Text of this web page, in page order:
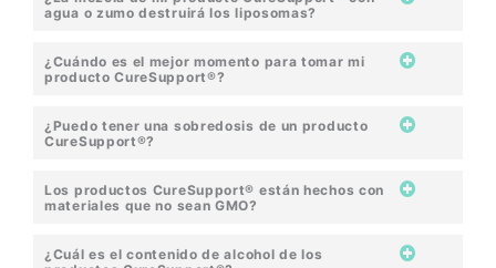
agua o zumo destruirá los liposomas?
¿Cuándo es el mejor momento para tomar mi
producto CureSupport®?
¿Puedo tener una sobredosis de un producto
CureSupport®?
Los productos CureSupport® están hechos con
materiales que no sean GMO?
¿Cuál es el contenido de alcohol de los